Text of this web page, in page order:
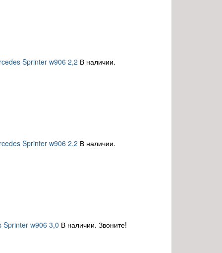
Sprinter w906 2,2 В наличии.
Sprinter w906 2,2 В наличии.
Sprinter w906 3,0 В наличии. Звоните!